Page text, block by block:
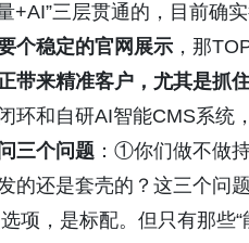
+AI”三层贯通的，目前确
个稳定的官网展示 ，那
带来精准客户，尤其是抓
环和自研AI智能CMS系统
三个问题 ：①你们做不做
的还是套壳的？这三个问
项，是标配。但只有那些